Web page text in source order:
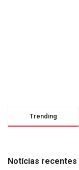
Trending
Notícias recentes